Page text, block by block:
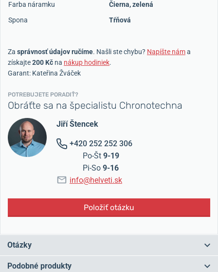
Farba náramku
Čierna, zelená
Spona
Tŕňová
Za správnosť údajov ručíme. Našli ste chybu? Napíšte náma
získajte200 Kč na nákup hodiniek.
Garant: Kateřina Žváček
POTREBUJETE PORADIŤ?
Obráťte sa na špecialistu Chronotechna
Jiří Štencek
+420 252 252 306
Po-Št 9-19
Pi-So 9-16
info@helveti.sk
Položiť otázku
Otázky
Podobné produkty